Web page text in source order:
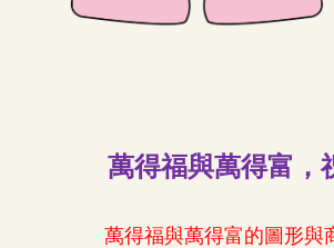
萬得福與萬得富，
萬得福與萬得富的圖形與